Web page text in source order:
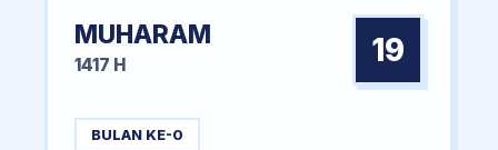
MUHARAM
1417 H 19
BULAN KE-0